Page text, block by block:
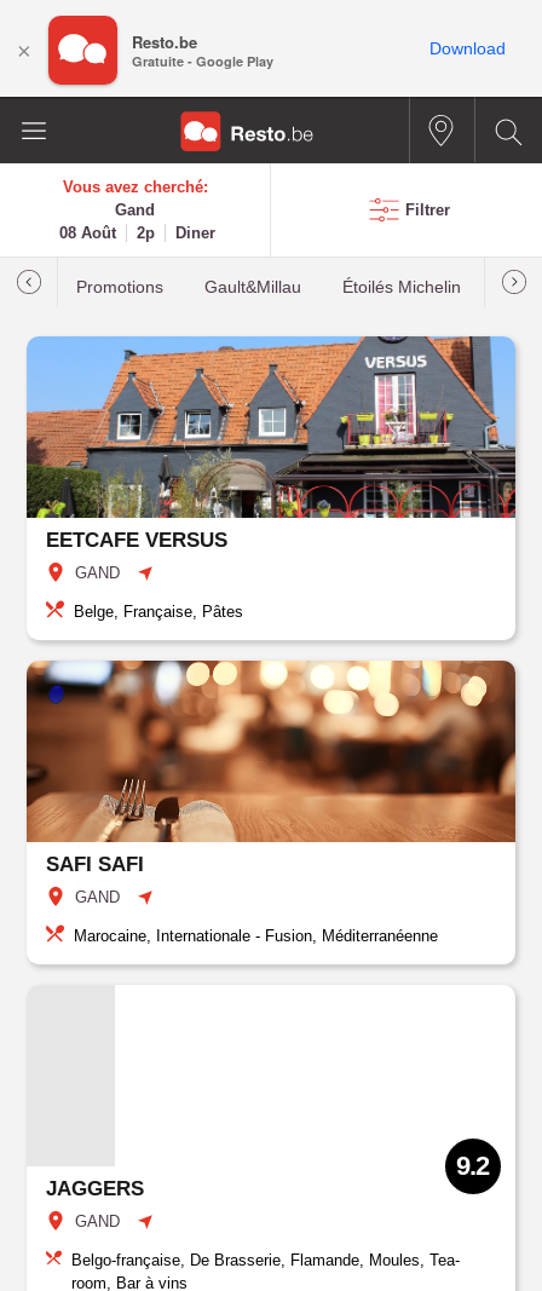
Vous avez cherché:
Gand
08 Août
2p Diner
Filtrer
Promotions Gault&Millau Étoilés Michelin Les
EETCAFE VERSUS
GAND
Belge, Française, Pâtes
SAFI SAFI
GAND
Marocaine, Internationale - Fusion, Méditerranéenne
JAGGERS
GAND
9.2
Belgo-française, De Brasserie, Flamande, Moules, Tea-
room, Bar à vins
× Resto.be
Gratuite - Google Play
Download